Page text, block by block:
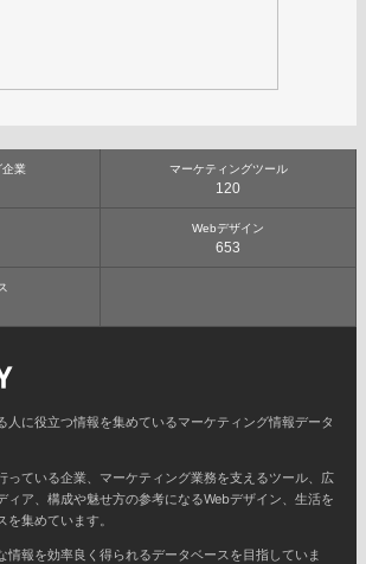
業 マーケティングツール
120
Webデザイン
653
人に役立つ情報を集めているマーケティング情報データ
っている企業、マーケティング業務を支えるツール、広
ィア、構成や魅せ方の参考になるWebデザイン、生活を
集めています。
情報を効率良く得られるデータベースを目指していま